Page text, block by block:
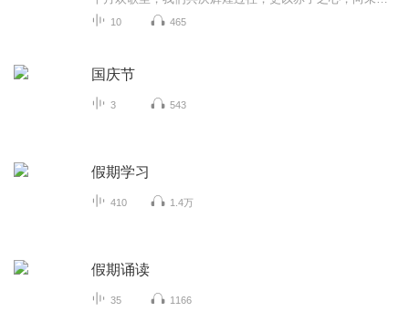
10 465
国庆节
3 543
假期学习
410 1.4万
假期诵读
35 1166